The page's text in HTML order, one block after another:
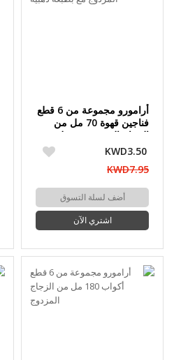
أرامورو مجموعة من 6 قطع
فناجين قهوة 70 مل من
الزجاج المزدوج مع بطبعة
ذهبية
KWD3.50
KWD7.95
أضف لسلة التسوق
اشتري الآن